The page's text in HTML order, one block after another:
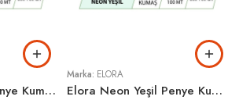
Elora Koyu Yeşil Penye Kumaş Örgü İpi
Marka: ELORA
Elora Neon Yeşil Penye Kumaş Örgü İpi